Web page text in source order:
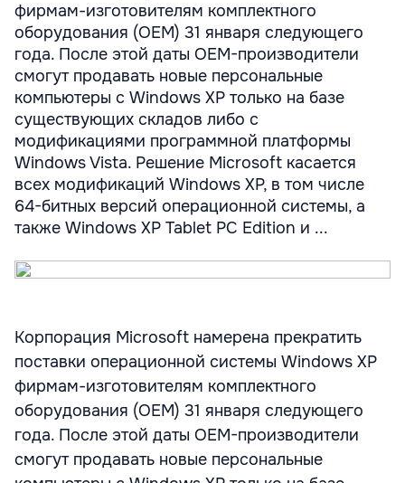
фирмам-изготовителям комплектного
оборудования (ОЕМ) 31 января следующего
года. После этой даты ОЕМ-производители
смогут продавать новые персональные
компьютеры с Windows XP только на базе
существующих складов либо с
модификациями программной платформы
Windows Vista. Решение Microsoft касается
всех модификаций Windows ХР, в том числе
64-битных версий операционной системы, а
также Windows XP Tablet PC Edition и ...
Корпорация Microsoft намерена прекратить
поставки операционной системы Windows ХР
фирмам-изготовителям комплектного
оборудования (ОЕМ) 31 января следующего
года. После этой даты ОЕМ-производители
смогут продавать новые персональные